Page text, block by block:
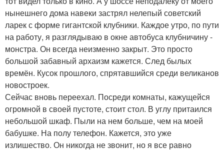
нынешнего дома навеки застрял нелепый советский
ларек с форме гигантской клубники. Каждое утро, по пути
на работу, я разглядываю в окне автобуса клубничину -
монстра. Он всегда неизменно закрыт. Это просто
большой забавный архаизм кажется. След былых
времён. Кусок прошлого, спрятавшийся среди великанов
новостроек.
Сейчас вновь переехал. Посреди комнаты, кажущейся
огромной в своей пустоте, стоит стол. В углу притаился
небольшой шкаф. Пыли на нем больше, чем на моей
бабушке. На полу телефон. Кажется, это уже
излишество. Он никогда не звонит, но я все равно